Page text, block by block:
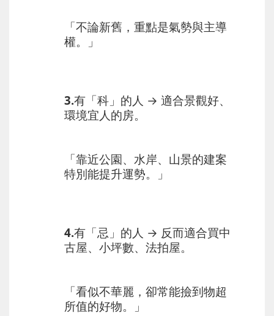
「不論新舊，重點是氣勢與主導
權。」
3.有「科」的人 → 適合景觀好、
環境宜人的房。
「靠近公園、水岸、山景的建案
特別能提升運勢。」
4.有「忌」的人 → 反而適合買中
古屋、小坪數、法拍屋。
「看似不華麗，卻常能撿到物超
所值的好物。」